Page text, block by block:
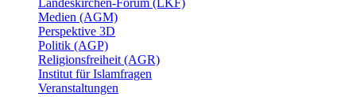
Landeskirchen-Forum (LKF)
Medien (AGM)
Perspektive 3D
Politik (AGP)
Religionsfreiheit (AGR)
Institut für Islamfragen
Veranstaltungen